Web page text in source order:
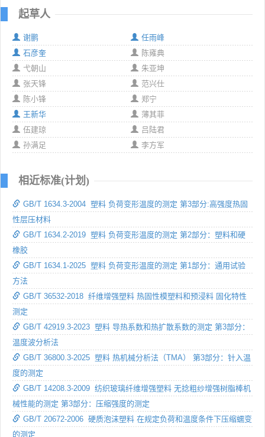
起草人
谢鹏
任雨峰
石彦奎
陈雍典
弋朝山
朱亚坤
张天锋
范兴仕
陈小锋
郑宁
王新华
薄其菲
伍建琼
吕陆君
孙满足
李方军
相近标准(计划)
GB/T 1634.3-2004 塑料 负荷变形温度的测定 第3部分:高强度热固
性层压材料
GB/T 1634.2-2019 塑料 负荷变形温度的测定 第2部分：塑料和硬
橡胶
GB/T 1634.1-2025 塑料 负荷变形温度的测定 第1部分：通用试验
方法
GB/T 36532-2018 纤维增强塑料 热固性模塑料和预浸料 固化特性
测定
GB/T 42919.3-2023 塑料 导热系数和热扩散系数的测定 第3部分：
温度波分析法
GB/T 36800.3-2025 塑料 热机械分析法（TMA） 第3部分：针入温
度的测定
GB/T 14208.3-2009 纺织玻璃纤维增强塑料 无捻粗纱增强树脂棒机
械性能的测定 第3部分：压缩强度的测定
GB/T 20672-2006 硬质泡沫塑料 在规定负荷和温度条件下压缩蠕变
的测定